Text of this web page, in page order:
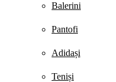
Balerini
Pantofi
Adidași
Teniși